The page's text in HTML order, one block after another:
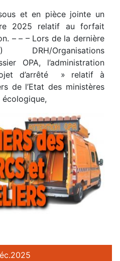
et en pièce jointe un
2025 relatif au forfait
– – – Lors de la dernière
DRH/Organisations
OPA, l’administration
d’arrêté » relatif à
de l’Etat des ministères
2025